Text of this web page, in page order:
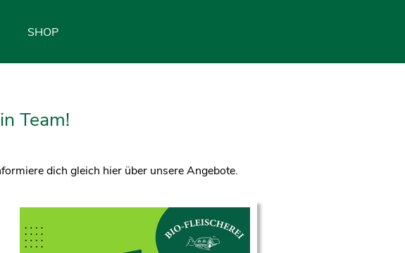
SHOP
Team!
dich gleich hier über unsere Angebote.